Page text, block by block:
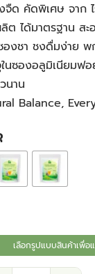
จืด คัดพิเศษ จาก
ลิต ได้มาตรฐาน ส
องชา ชงดื่มง่าย พ
ในซองอลูมิเนียม
นาน
Balance,
เลือกรูปแบบสินค้าเพื่อ